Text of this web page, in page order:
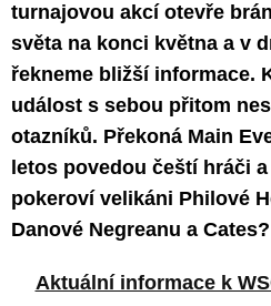
turnajovou akcí otevře
světa na konci května a v
řekneme bližší informace.
událost s sebou přitom
otazníků. Překoná Main
letos povedou čeští hráči
pokeroví velikáni Philové
Danové Negreanu a Cates?
Aktuální informace k